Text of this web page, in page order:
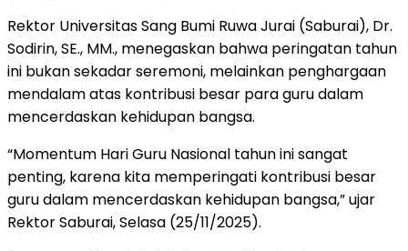
Rektor Universitas Sang Bumi Ruwa Jurai (Saburai), Dr.
Sodirin, SE., MM., menegaskan bahwa peringatan tahun
ini bukan sekadar seremoni, melainkan penghargaan
mendalam atas kontribusi besar para guru dalam
mencerdaskan kehidupan bangsa.
“Momentum Hari Guru Nasional tahun ini sangat
penting, karena kita memperingati kontribusi besar
guru dalam mencerdaskan kehidupan bangsa,” ujar
Rektor Saburai, Selasa (25/11/2025).